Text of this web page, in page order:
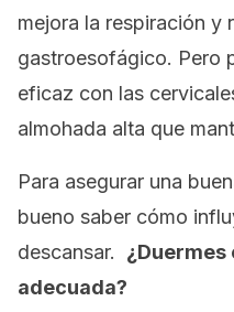
mejora la respiración y
gastroesofágico. Pero
eficaz con las
almohada alta que
Para asegurar una
bueno saber cómo
descansar. ¿Duermes
adecuada?